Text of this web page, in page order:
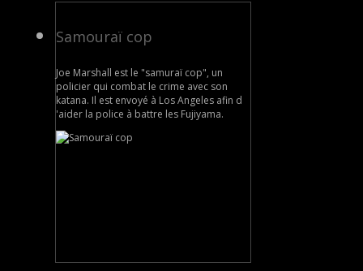
Samouraï cop
Joe Marshall est le "samuraï cop", un
policier qui combat le crime avec son
katana. Il est envoyé à Los Angeles afin d
'aider la police à battre les Fujiyama.